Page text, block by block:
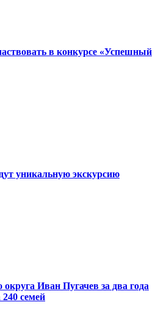
в конкурсе «Успешный
уникальную экскурсию
Иван Пугачев за два года
семей